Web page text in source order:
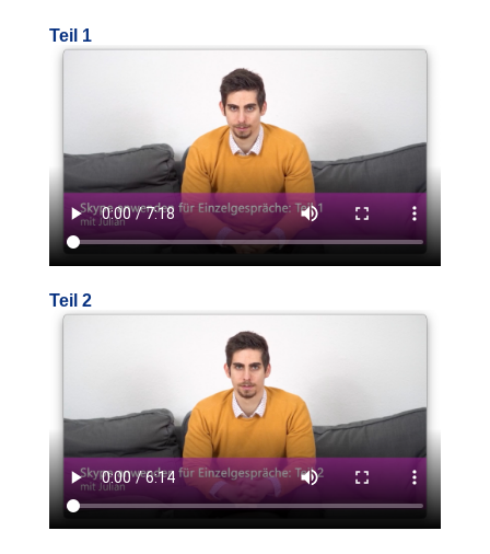
Teil 1
Teil 2